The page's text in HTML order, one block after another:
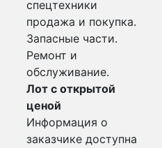
спецтехники
продажа и покупка.
Запасные части.
Ремонт и
обслуживание.
Лот с открытой
ценой
Информация о
заказчике доступна